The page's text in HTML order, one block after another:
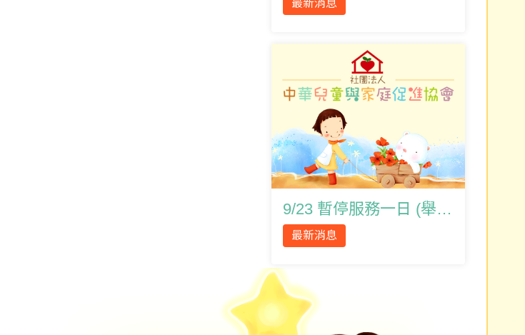
最新消息
9/23 暫停服務一日 (舉辦員工教育訓練)
最新消息